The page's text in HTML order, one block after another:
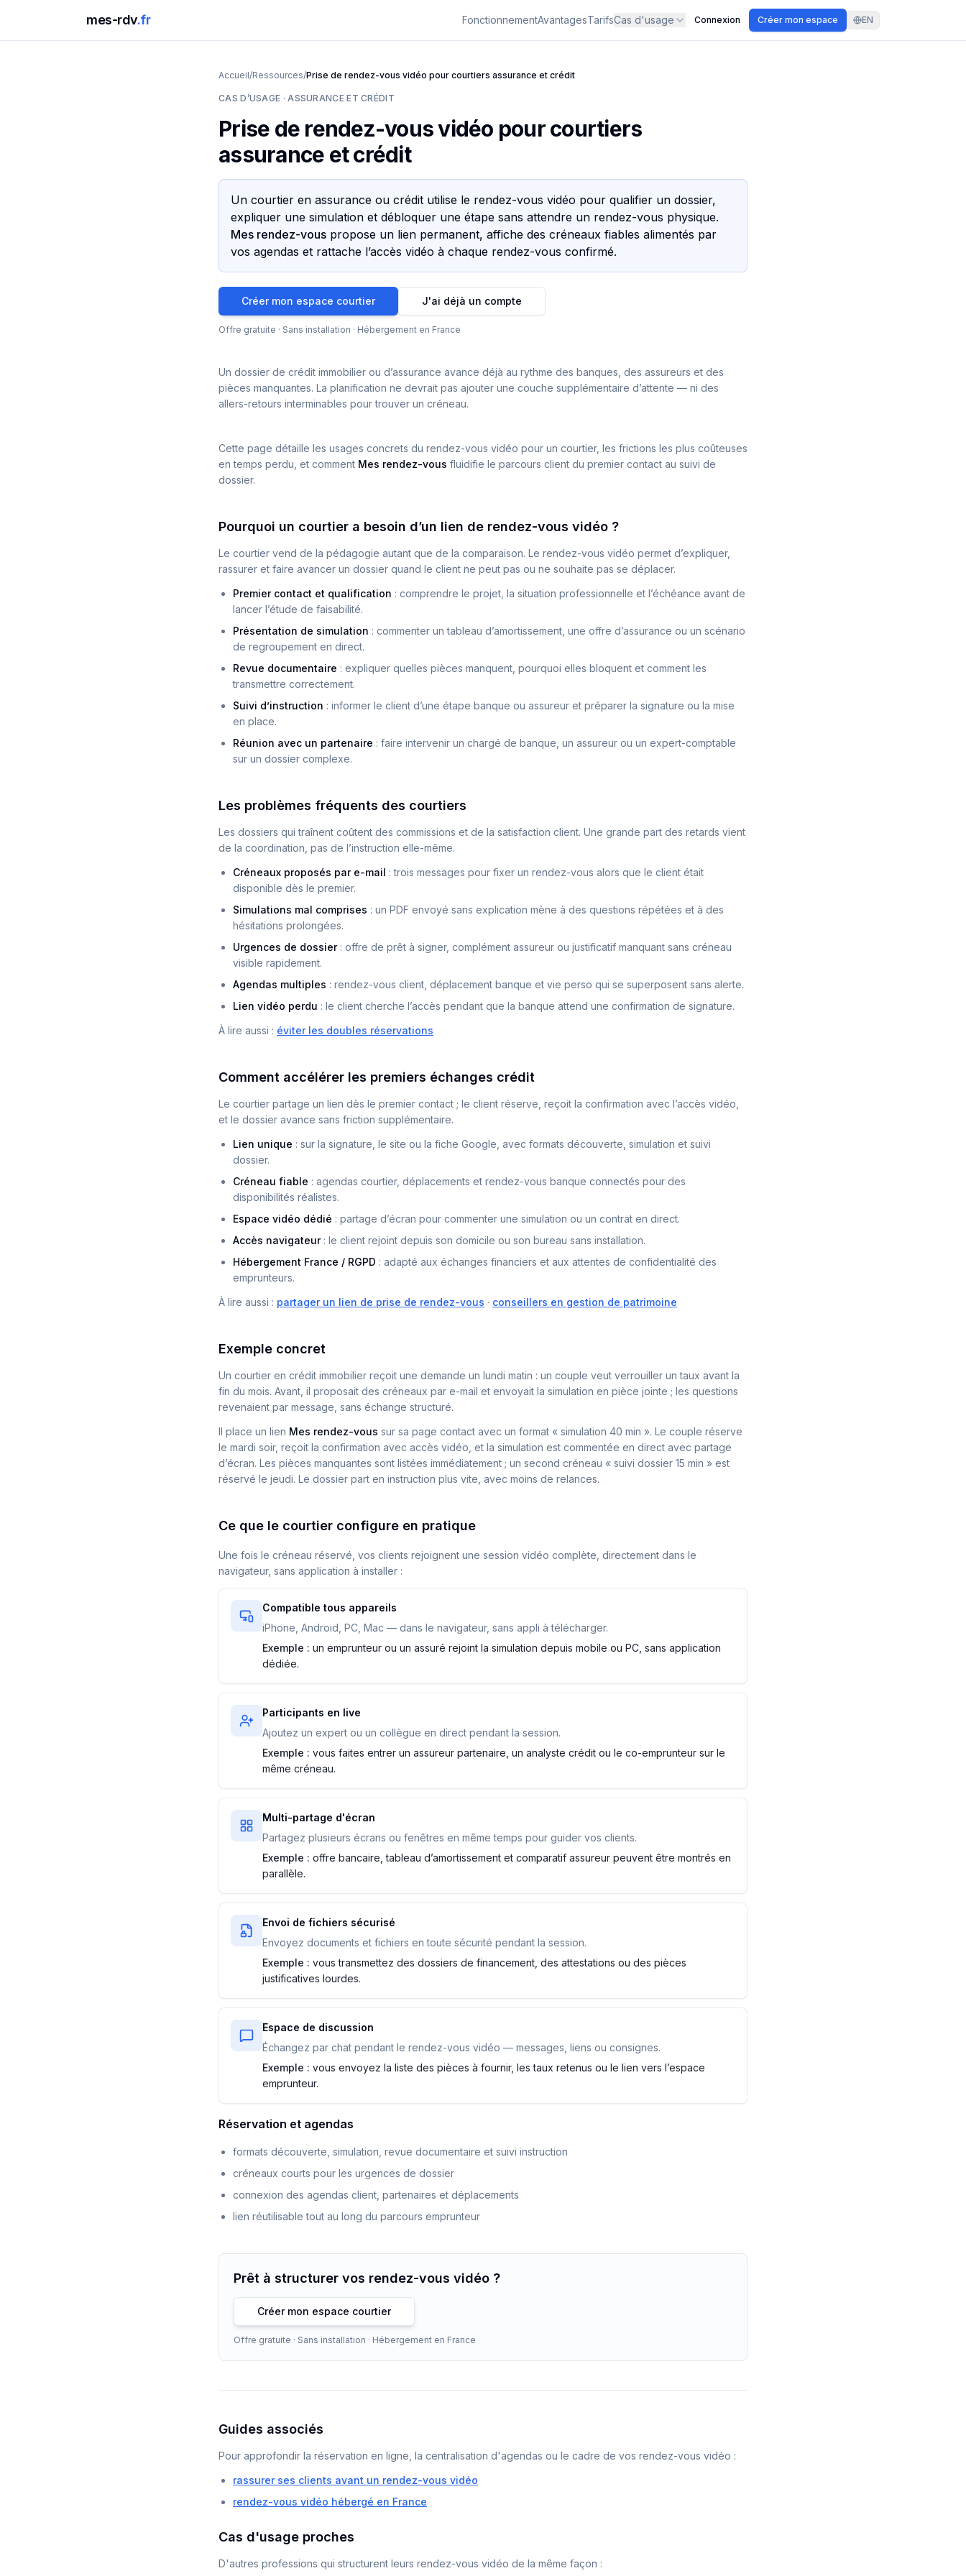
mes-rdv.fr FonctionnementAvantagesTarifsCas d'usage Connexion Créer mon espace EN
Accueil/Ressources/Prise de rendez-vous vidéo pour courtiers assurance et crédit
CAS D’USAGE · ASSURANCE ET CRÉDIT
Prise de rendez-vous vidéo pour courtiers
assurance et crédit
Un courtier en assurance ou crédit utilise le rendez-vous vidéo pour qualifier un dossier,
expliquer une simulation et débloquer une étape sans attendre un rendez-vous physique.
Mes rendez-vous propose un lien permanent, affiche des créneaux fiables alimentés par
vos agendas et rattache l’accès vidéo à chaque rendez-vous confirmé.
Créer mon espace courtier J'ai déjà un compte
Offre gratuite · Sans installation · Hébergement en France
Un dossier de crédit immobilier ou d’assurance avance déjà au rythme des banques, des assureurs et des
pièces manquantes. La planification ne devrait pas ajouter une couche supplémentaire d’attente — ni des
allers-retours interminables pour trouver un créneau.
Cette page détaille les usages concrets du rendez-vous vidéo pour un courtier, les frictions les plus coûteuses
en temps perdu, et comment Mes rendez-vous fluidifie le parcours client du premier contact au suivi de
dossier.
Pourquoi un courtier a besoin d’un lien de rendez-vous vidéo ?
Le courtier vend de la pédagogie autant que de la comparaison. Le rendez-vous vidéo permet d’expliquer,
rassurer et faire avancer un dossier quand le client ne peut pas ou ne souhaite pas se déplacer.
Premier contact et qualification : comprendre le projet, la situation professionnelle et l’échéance avant de
lancer l’étude de faisabilité.
Présentation de simulation : commenter un tableau d’amortissement, une offre d’assurance ou un scénario
de regroupement en direct.
Revue documentaire : expliquer quelles pièces manquent, pourquoi elles bloquent et comment les
transmettre correctement.
Suivi d’instruction : informer le client d’une étape banque ou assureur et préparer la signature ou la mise
en place.
Réunion avec un partenaire : faire intervenir un chargé de banque, un assureur ou un expert-comptable
sur un dossier complexe.
Les problèmes fréquents des courtiers
Les dossiers qui traînent coûtent des commissions et de la satisfaction client. Une grande part des retards vient
de la coordination, pas de l’instruction elle-même.
Créneaux proposés par e-mail :trois messages pour fixer un rendez-vous alors que le client était
disponible dès le premier.
Simulations mal comprises : un PDF envoyé sans explication mène à des questions répétées et à des
hésitations prolongées.
Urgences de dossier: offre de prêt à signer, complément assureur ou justificatif manquant sans créneau
visible rapidement.
Agendas multiples : rendez-vous client, déplacement banque et vie perso qui se superposent sans alerte.
Lien vidéo perdu : le client cherche l’accès pendant que la banque attend une confirmation de signature.
À lire aussi : éviter les doubles réservations
Comment accélérer les premiers échanges crédit
Le courtier partage un lien dès le premier contact ; le client réserve, reçoit la confirmation avec l’accès vidéo,
et le dossier avance sans friction supplémentaire.
Lien unique : sur la signature, le site ou la fiche Google, avec formats découverte, simulation et suivi
dossier.
Créneau fiable : agendas courtier, déplacements et rendez-vous banque connectés pour des
disponibilités réalistes.
Espace vidéo dédié : partage d’écran pour commenter une simulation ou un contrat en direct.
Accès navigateur: le client rejoint depuis son domicile ou son bureau sans installation.
Hébergement France / RGPD : adapté aux échanges financiers et aux attentes de confidentialité des
emprunteurs.
À lire aussi : partager un lien de prise de rendez-vous · conseillers en gestion de patrimoine
Exemple concret
Un courtier en crédit immobilier reçoit une demande un lundi matin : un couple veut verrouiller un taux avant la
fin du mois. Avant, il proposait des créneaux par e-mail et envoyait la simulation en pièce jointe ; les questions
revenaient par message, sans échange structuré.
Il place un lien Mes rendez-vous sur sa page contact avec un format « simulation 40 min ». Le couple réserve
le mardi soir, reçoit la confirmation avec accès vidéo, et la simulation est commentée en direct avec partage
d’écran. Les pièces manquantes sont listées immédiatement ; un second créneau « suivi dossier 15 min » est
réservé le jeudi. Le dossier part en instruction plus vite, avec moins de relances.
Ce que le courtier configure en pratique
Une fois le créneau réservé, vos clients rejoignent une session vidéo complète, directement dans le
navigateur, sans application à installer :
Compatible tous appareils
iPhone, Android, PC, Mac — dans le navigateur, sans appli à télécharger.
Exemple : un emprunteur ou un assuré rejoint la simulation depuis mobile ou PC, sans application
dédiée.
Participants en live
Ajoutez un expert ou un collègue en direct pendant la session.
Exemple : vous faites entrer un assureur partenaire, un analyste crédit ou le co-emprunteur sur le
même créneau.
Multi-partage d'écran
Partagez plusieurs écrans ou fenêtres en même temps pour guider vos clients.
Exemple : offre bancaire, tableau d’amortissement et comparatif assureur peuvent être montrés en
parallèle.
Envoi de fichiers sécurisé
Envoyez documents et fichiers en toute sécurité pendant la session.
Exemple : vous transmettez des dossiers de financement, des attestations ou des pièces
justificatives lourdes.
Espace de discussion
Échangez par chat pendant le rendez-vous vidéo — messages, liens ou consignes.
Exemple : vous envoyez la liste des pièces à fournir, les taux retenus ou le lien vers l’espace
emprunteur.
Réservation et agendas
formats découverte, simulation, revue documentaire et suivi instruction
créneaux courts pour les urgences de dossier
connexion des agendas client, partenaires et déplacements
lien réutilisable tout au long du parcours emprunteur
Prêt à structurer vos rendez-vous vidéo ?
Créer mon espace courtier
Offre gratuite · Sans installation · Hébergement en France
Guides associés
Pour approfondir la réservation en ligne, la centralisation d'agendas ou le cadre de vos rendez-vous vidéo :
rassurer ses clients avant un rendez-vous vidéo
rendez-vous vidéo hébergé en France
Cas d'usage proches
D'autres professions qui structurent leurs rendez-vous vidéo de la même façon :